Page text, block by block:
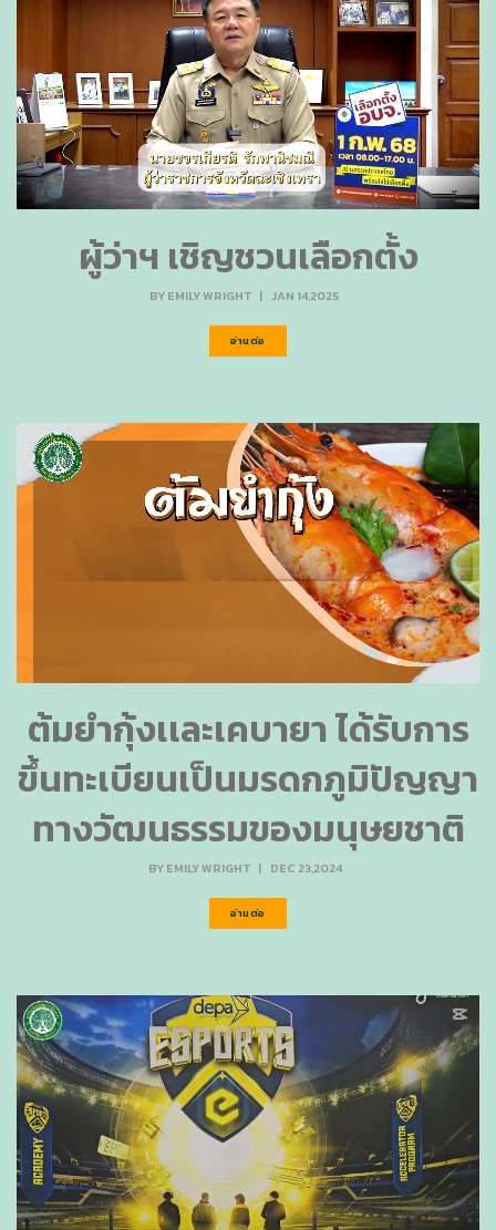
ผู้ว่าฯ เชิญชวนเลือกตั้ง
BYEMILY WRIGHT | JAN 14,2025
อ่านต่อ
ต้มยำกุ้งเเละเคบายา ได้รับการ
ขึ้นทะเบียนเป็นมรดกภูมิปัญญา
ทางวัฒนธรรมของมนุษยชาติ
BYEMILY WRIGHT | DEC 23,2024
อ่านต่อ